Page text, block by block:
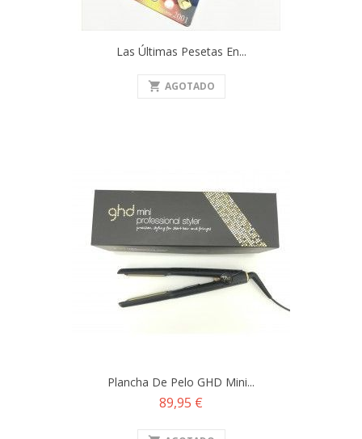
Las Últimas Pesetas En...
shopping_cart AGOTADO
Plancha De Pelo GHD Mini...
Precio
89,95 €